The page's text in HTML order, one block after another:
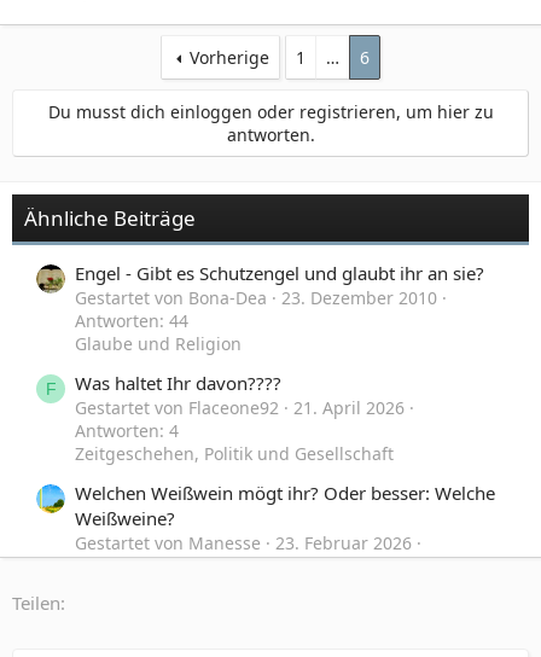
Vorherige 1 … 6
Du musst dich einloggen oder registrieren, um hier zu
antworten.
Ähnliche Beiträge
Engel - Gibt es Schutzengel und glaubt ihr an sie?
Gestartet von Bona-Dea
23. Dezember 2010
Antworten: 44
Glaube und Religion
F Was haltet Ihr davon????
Gestartet von Flaceone92
21. April 2026
Antworten: 4
Zeitgeschehen, Politik und Gesellschaft
Welchen Weißwein mögt ihr? Oder besser: Welche
Weißweine?
Gestartet von Manesse
23. Februar 2026
Teilen: